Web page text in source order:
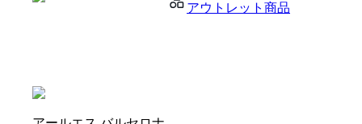
アウトレット商品